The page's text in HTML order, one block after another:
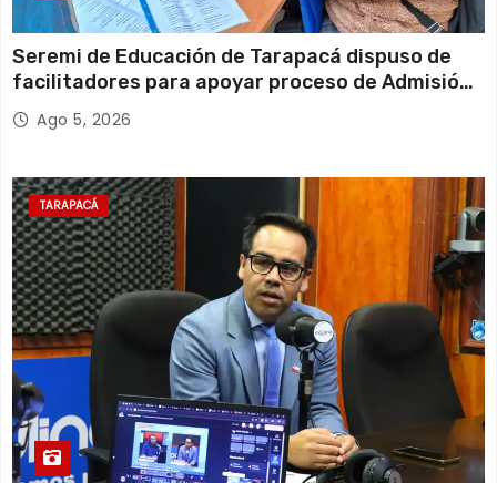
Seremi de Educación de Tarapacá dispuso de
facilitadores para apoyar proceso de Admisión
Escolar 2027
Ago 5, 2026
TARAPACÁ